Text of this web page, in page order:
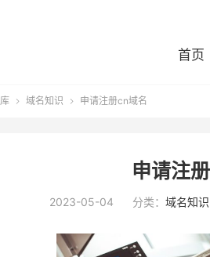
首页
 域名知识  申请注册cn域名
申请注
2023-05-04 分类： 域名知识